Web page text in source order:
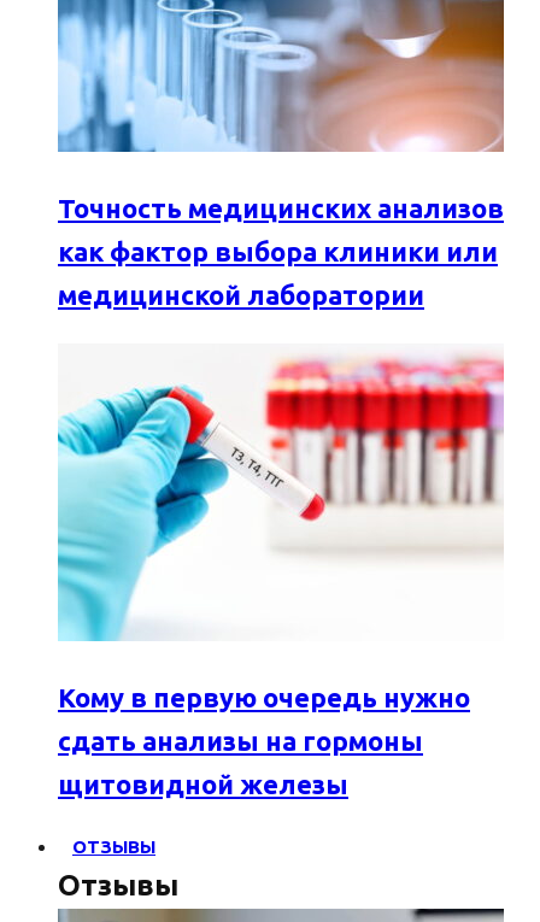
Точность медицинских анализов
как фактор выбора клиники или
медицинской лаборатории
Кому в первую очередь нужно
сдать анализы на гормоны
щитовидной железы
ОТЗЫВЫ
Отзывы